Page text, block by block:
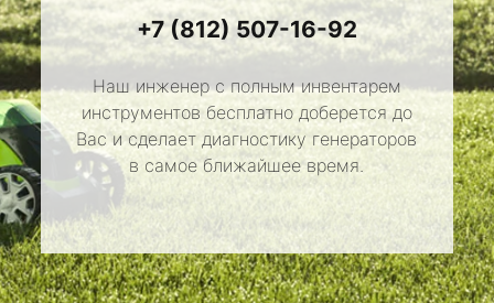
+7 (812) 507-16-92
Наш инженер с полным инвентарем
инструментов бесплатно доберется до
Вас и сделает диагностику генераторов
в самое ближайшее время.